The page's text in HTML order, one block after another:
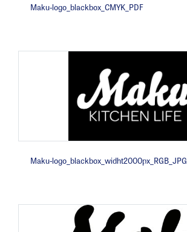
Maku-logo_blackbox_CMYK_PDF
Maku-logo_blackbox_widht2000px_RGB_JPG